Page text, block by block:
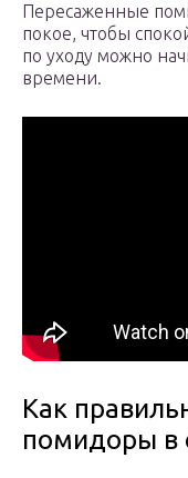
Пересаженные
покое, чтобы
по уходу можно
времени.
Как
помидоры в